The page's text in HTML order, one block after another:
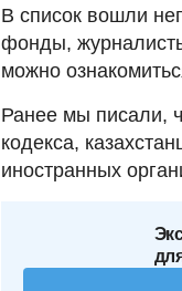
В список вошли
фонды,
можно
Ранее мы писали,
кодекса,
иностранных